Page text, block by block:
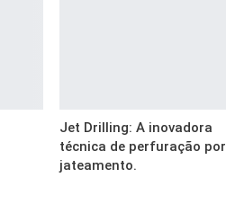
Jet Drilling: A inovadora
técnica de perfuração por
jateamento.